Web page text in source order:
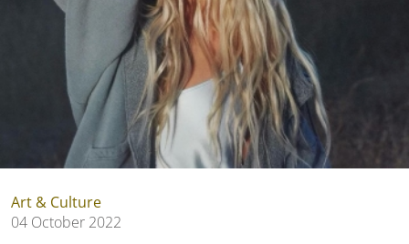
Art & Culture
04 October 2022